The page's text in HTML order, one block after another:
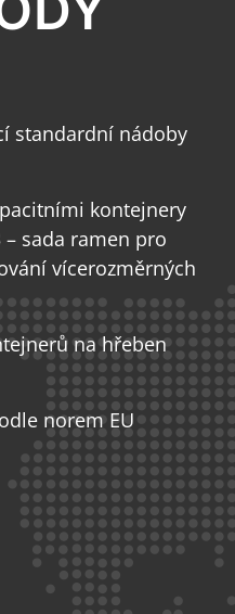
standardní nádoby
kontejnery
sada ramen pro
vícerozměrných
na hřeben
norem EU